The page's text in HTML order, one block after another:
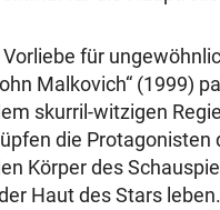
Vorliebe für
Malkovich“ (1999)
skurril-witzigen
die Protagonisten
Körper des
Haut des Stars